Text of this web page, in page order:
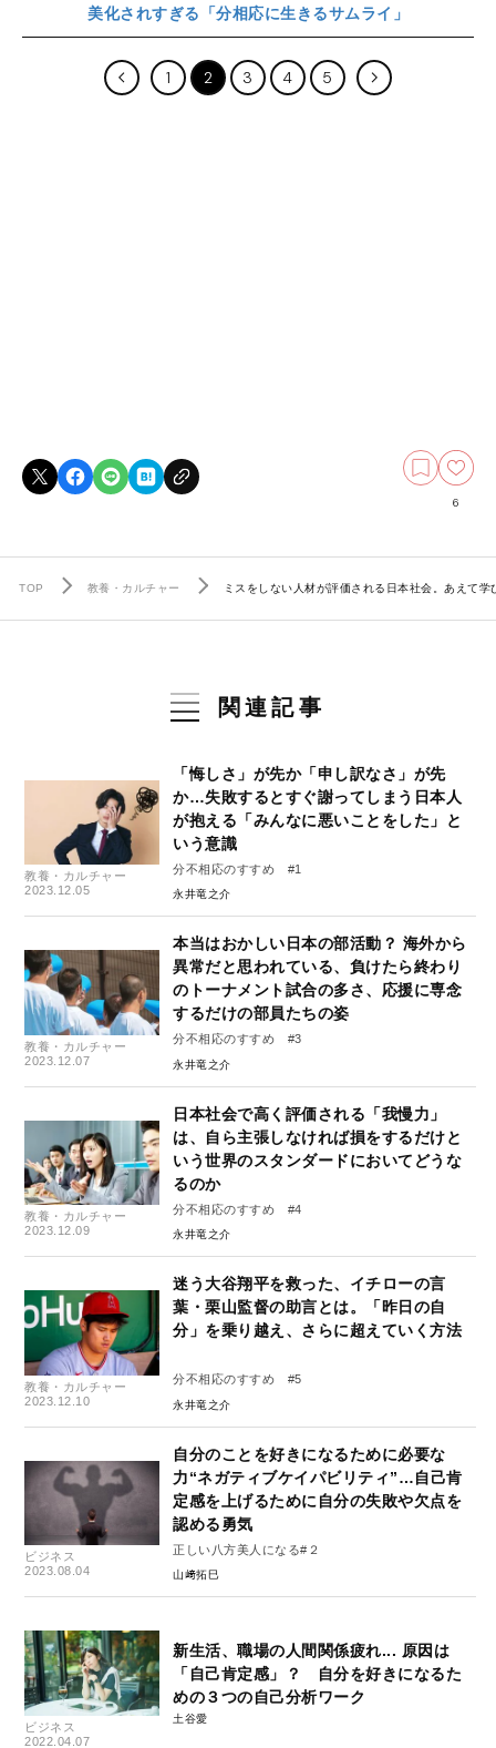
美化されすぎる「分相応に生きるサムライ」
1 2 3 4 5
6
TOP 教養・カルチャー ミスをしない人材が評価される日本社会。あえて
関連記事
教養・カルチャー
2023.12.05
「悔しさ」が先か「申し訳なさ」が先
か…失敗するとすぐ謝ってしまう日本人
が抱える「みんなに悪いことをした」と
いう意識
分不相応のすすめ #1
永井竜之介
教養・カルチャー
2023.12.07
本当はおかしい日本の部活動？ 海外から
異常だと思われている、負けたら終わり
のトーナメント試合の多さ、応援に専念
するだけの部員たちの姿
分不相応のすすめ #3
永井竜之介
教養・カルチャー
2023.12.09
日本社会で高く評価される「我慢力」
は、自ら主張しなければ損をするだけと
いう世界のスタンダードにおいてどうな
るのか
分不相応のすすめ #4
永井竜之介
教養・カルチャー
2023.12.10
迷う大谷翔平を救った、イチローの言
葉・栗山監督の助言とは。「昨日の自
分」を乗り越え、さらに超えていく方法
分不相応のすすめ #5
永井竜之介
ビジネス
2023.08.04
自分のことを好きになるために必要な
力“ネガティブケイパビリティ”…自己肯
定感を上げるために自分の失敗や欠点を
認める勇気
正しい八方美人になる#２
山﨑拓巳
ビジネス
2022.04.07
新生活、職場の人間関係疲れ... 原因は
「自己肯定感」？ 自分を好きになるた
めの３つの自己分析ワーク
土谷愛